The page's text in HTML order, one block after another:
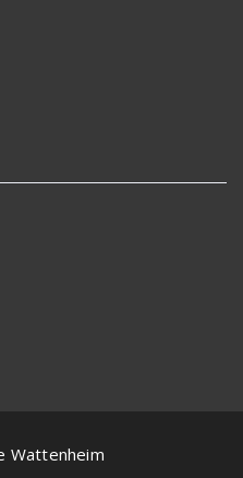
Wattenheim